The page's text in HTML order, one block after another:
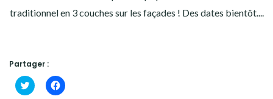
traditionnel en 3 couches sur les façades ! Des dates bientôt....
Partager :
Cliquez
pour
Cliquez
pour